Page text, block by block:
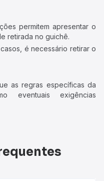
permitem apresentar o
retirada no guichê.
é necessário retirar o
as regras específicas da
eventuais exigências